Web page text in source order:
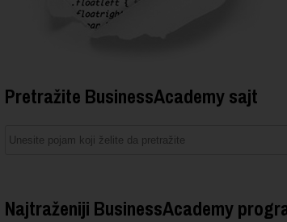
Pretražite BusinessAcademy sajt
Najtraženiji BusinessAcademy